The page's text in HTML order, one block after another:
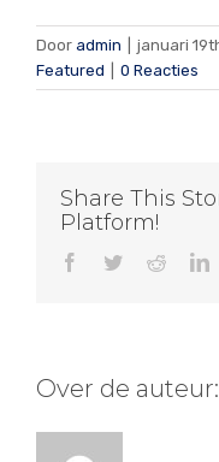
Door admin januari
Featured
0 Reacties
Share This
Platform!
Facebook
TwitterReddit
Over de auteur: